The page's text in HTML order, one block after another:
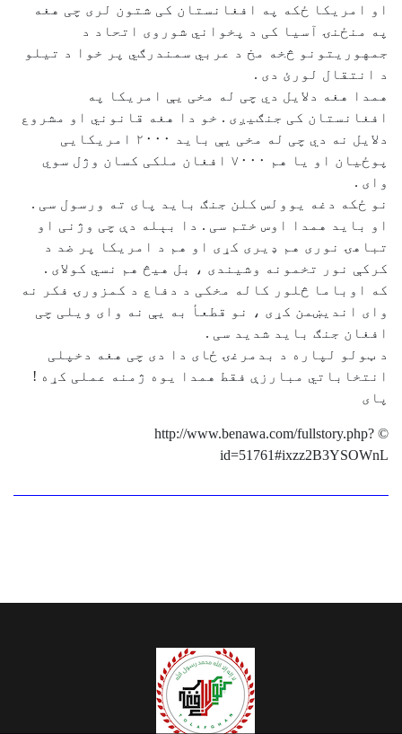
او امریکا ځکه په افغانستان کی شتون لری چی هغه
په منځنۍ آسیا کی د پخواني شوروی اتحاد د
جمهوریتونو څخه مخ د عربي سمندرګي پر خوا د تیلو
د انتقال لورﺉ دی .
همدا هغه دلایل دي چی له مخی یې امریکا په
افغانستان کی جنګیږی . خو دا هغه قانوني او مشروع
دلایل نه دي چی له مخی یې باید ۲۰۰۰ امریکایی
پوځیان او یا هم ۷۰۰۰ افغان ملکی کسان وژل سوي
وای .
نو ځکه دغه یوولس کلن جنګ باید پای ته ورسول سی .
او باید همدا اوس ختم سی . دا بېله دې چی وژنی او
تباهۍ نوری هم ډیری کړی او هم د امریکا پر ضد د
کرکې نور تخمونه وشیندی ، بل هیڅ هم نسي کولای .
که اوباما څلور کاله مخکی د دفاع د کمزورۍ فکر نه
وای اندیښمن کړی ، نو قطعأ به یې نه وای ویلی چی
افغان جنګ باید شدید سی .
د ټولو لپاره د بدمرغۍ ځای دا دی چی هغه دخپلی
انتخاباتي مبارزې فقط همدا یوه ژمنه عملی کړه !
پای
© http://www.benawa.com/fullstory.php?
id=51761#ixzz2B3YSOWnL